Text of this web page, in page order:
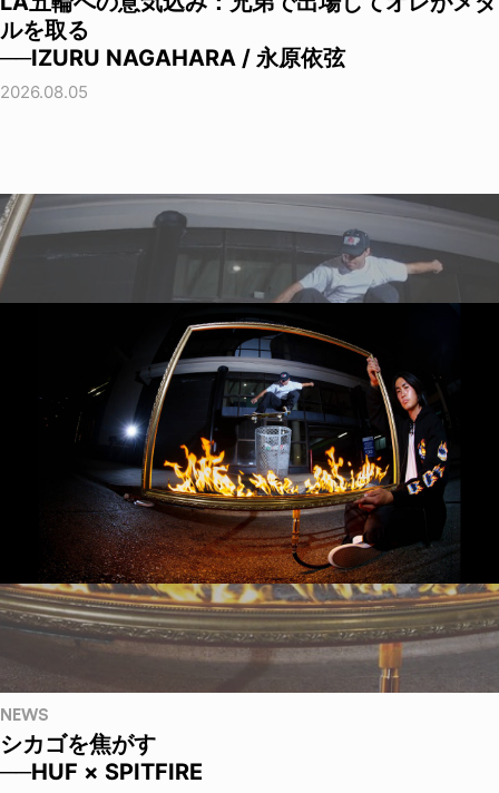
ルを取る
──IZURU NAGAHARA / 永原依弦
2026.08.05
NEWS
シカゴを焦がす
──HUF × SPITFIRE